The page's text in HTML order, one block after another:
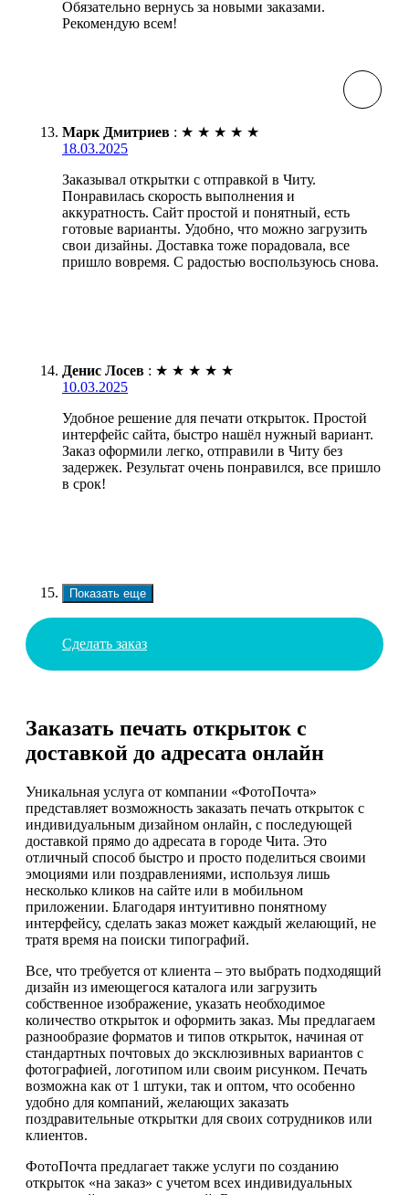
Обязательно вернусь за новыми заказами.
Рекомендую всем!
Марк Дмитриев : ★ ★ ★ ★ ★
18.03.2025
Заказывал открытки с отправкой в Читу.
Понравилась скорость выполнения и
аккуратность. Сайт простой и понятный, есть
готовые варианты. Удобно, что можно загрузить
свои дизайны. Доставка тоже порадовала, все
пришло вовремя. С радостью воспользуюсь снова.
Денис Лосев : ★ ★ ★ ★ ★
10.03.2025
Удобное решение для печати открыток. Простой
интерфейс сайта, быстро нашёл нужный вариант.
Заказ оформили легко, отправили в Читу без
задержек. Результат очень понравился, все пришло
в срок!
Показать еще
Сделать заказ
Заказать печать открыток с
доставкой до адресата онлайн
Уникальная услуга от компании «ФотоПочта»
представляет возможность заказать печать открыток с
индивидуальным дизайном онлайн, с последующей
доставкой прямо до адресата в городе Чита. Это
отличный способ быстро и просто поделиться своими
эмоциями или поздравлениями, используя лишь
несколько кликов на сайте или в мобильном
приложении. Благодаря интуитивно понятному
интерфейсу, сделать заказ может каждый желающий, не
тратя время на поиски типографий.
Все, что требуется от клиента – это выбрать подходящий
дизайн из имеющегося каталога или загрузить
собственное изображение, указать необходимое
количество открыток и оформить заказ. Мы предлагаем
разнообразие форматов и типов открыток, начиная от
стандартных почтовых до эксклюзивных вариантов с
фотографией, логотипом или своим рисунком. Печать
возможна как от 1 штуки, так и оптом, что особенно
удобно для компаний, желающих заказать
поздравительные открытки для своих сотрудников или
клиентов.
ФотоПочта предлагает также услуги по созданию
открыток «на заказ» с учетом всех индивидуальных